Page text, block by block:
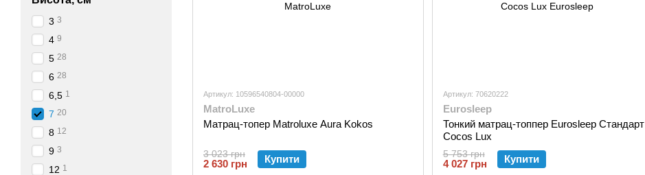
Артикул: 10596540804-00000
MatroLuxe
Матрац-топер Matroluxe Aura Kokos
3 023 грн
2 630 грн Купити
Артикул: 70620222
Eurosleep
Тонкий матрац-топпер Eurosleep Стандарт
Cocos Lux
5 753 грн
4 027 грн Купити
3 3
4 9
5 28
6 28
6,5 1
7 20
8 12
9 3
12 1